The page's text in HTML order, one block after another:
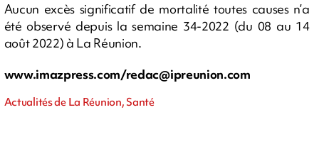
Aucun excès significatif de mortalité toutes causes n’a
été observé depuis la semaine 34-2022 (du 08 au 14
août 2022) à La Réunion.
www.imazpress.com/redac@ipreunion.com
Actualités de La Réunion, Santé